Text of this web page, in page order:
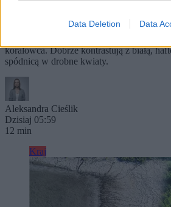
Data Deletion Data
problemem jest założyć coś innego – mówi
Siwe włosy spięte w kok poprawia prawą
koralowca. Dobrze kontrastują z białą,
spódnicą w drobne kwiaty.
Aleksandra Cieślik
Dzisiaj 05:59
12 min
Kraj